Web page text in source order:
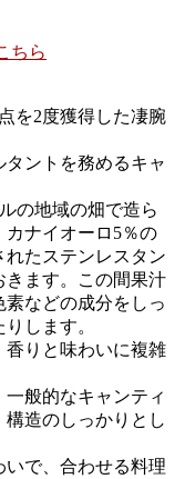
ちら
を2度獲得した凄腕
ントを務めるキャ
の地域の畑で造ら
カナイオーロ5％の
れたステンレスタン
きます。この間果汁
などの成分をしっ
します。
香りと味わいに複雑
般的なキャンティ
造のしっかりとし
で、合わせる料理